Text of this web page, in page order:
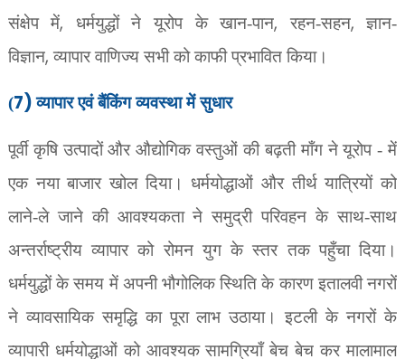
संक्षेप में, धर्मयुद्धों ने यूरोप के खान-पान, रहन-सहन,ज्ञान-
विज्ञान, व्यापार वाणिज्य सभी को काफी प्रभावित किया।
(7)व्यापार एवं बैंकिंग व्यवस्था में सुधार
पूर्वी कृषि उत्पादों और औद्योगिक वस्तुओं की बढ़ती माँग ने यूरोप - में
एक नया बाजार खोल दिया। धर्मयोद्धाओं और तीर्थ यात्रियों को
लाने-ले जाने की आवश्यकता ने समुद्री परिवहन के साथ-साथ
अन्तर्राष्ट्रीय व्यापार को रोमन युग के स्तर तक पहुँचा दिया।
धर्मयुद्धों के समय में अपनी भौगोलिक स्थिति के कारण इतालवी नगरों
ने व्यावसायिक समृद्धि का पूरा लाभ उठाया। इटली के नगरों के
व्यापारी धर्मयोद्धाओं को आवश्यक सामग्रियाँ बेच बेच कर मालामाल